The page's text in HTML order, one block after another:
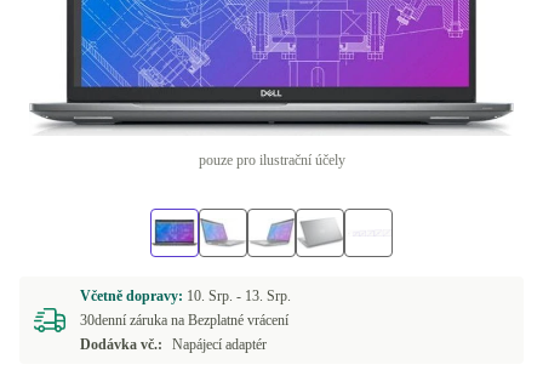
pouze pro ilustrační účely
Včetně dopravy: 10. Srp. - 13. Srp.
30denní záruka na Bezplatné vrácení
Dodávka vč.:
Napájecí adaptér